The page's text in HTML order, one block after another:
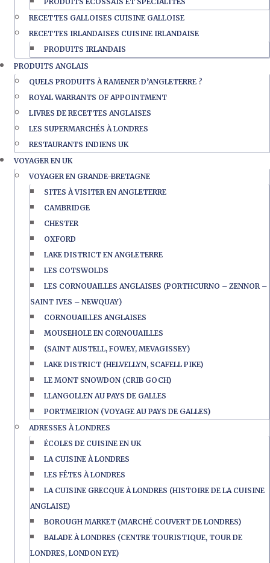
RECETTES GALLOISES CUISINE GALLOISE
RECETTES IRLANDAISES CUISINE IRLANDAISE
PRODUITS IRLANDAIS
PRODUITS ANGLAIS
QUELS PRODUITS À RAMENER D’ANGLETERRE ?
ROYAL WARRANTS OF APPOINTMENT
LIVRES DE RECETTES ANGLAISES
LES SUPERMARCHÉS À LONDRES
RESTAURANTS INDIENS UK
VOYAGER EN UK
VOYAGER EN GRANDE-BRETAGNE
SITES À VISITER EN ANGLETERRE
CAMBRIDGE
CHESTER
OXFORD
LAKE DISTRICT EN ANGLETERRE
LES COTSWOLDS
LES CORNOUAILLES ANGLAISES (PORTHCURNO – ZENNOR –
SAINT IVES – NEWQUAY)
CORNOUAILLES ANGLAISES
MOUSEHOLE EN CORNOUAILLES
(SAINT AUSTELL, FOWEY, MEVAGISSEY)
LAKE DISTRICT (HELVELLYN, SCAFELL PIKE)
LE MONT SNOWDON (CRIB GOCH)
LLANGOLLEN AU PAYS DE GALLES
PORTMEIRION (VOYAGE AU PAYS DE GALLES)
ADRESSES À LONDRES
ÉCOLES DE CUISINE EN UK
LA CUISINE À LONDRES
LES FÊTES À LONDRES
LA CUISINE GRECQUE À LONDRES (HISTOIRE DE LA CUISINE
ANGLAISE)
BOROUGH MARKET (MARCHÉ COUVERT DE LONDRES)
BALADE À LONDRES (CENTRE TOURISTIQUE, TOUR DE
LONDRES, LONDON EYE)